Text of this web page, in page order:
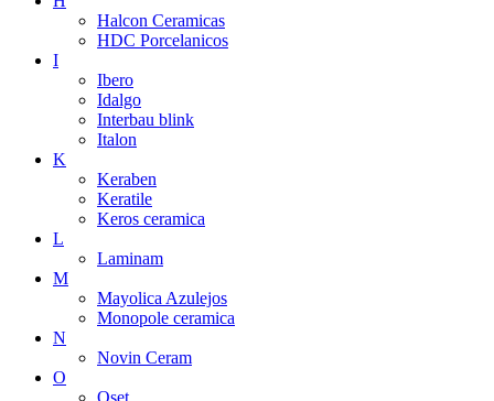
Halcon Ceramicas
HDC Porcelanicos
I
Ibero
Idalgo
Interbau blink
Italon
K
Keraben
Keratile
Keros ceramica
L
Laminam
M
Mayolica Azulejos
Monopole ceramica
N
Novin Ceram
O
Oset